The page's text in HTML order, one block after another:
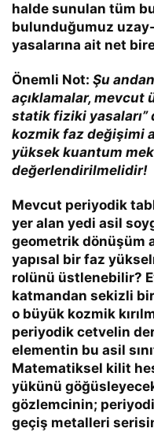
halde sunulan tüm
bulunduğumuz
yasalarına ait net
Önemli Not: Şu
açıklamalar, mevcut
statik fiziki
kozmik faz değişimi
yüksek kuantum
değerlendirilmelidir!
Mevcut periyodik
yer alan yedi asil
geometrik dönüşüm
yapısal bir faz
rolünü üstlenebilir?
katmandan sekizli bir
o büyük kozmik
periyodik cetvelin
elementin bu asil
Matematiksel kilit
yükünü
gözlemcinin;
geçiş metalleri